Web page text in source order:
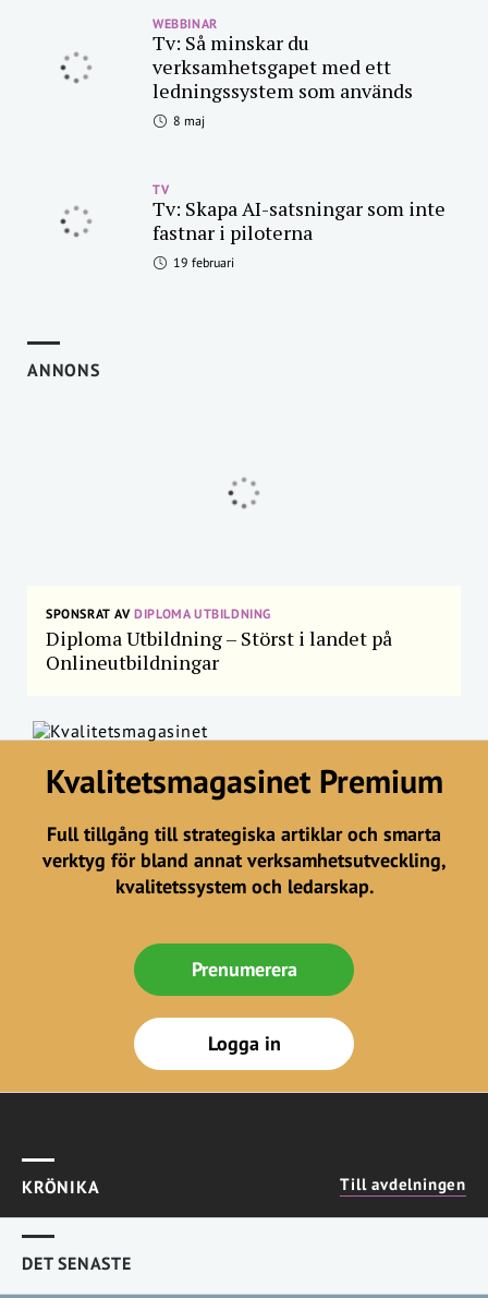
WEBBINAR
Tv: Så minskar du
verksamhetsgapet med ett
ledningssystem som används
8 maj
TV
Tv: Skapa AI-satsningar som inte
fastnar i piloterna
19 februari
ANNONS
SPONSRAT AVDIPLOMA UTBILDNING
Diploma Utbildning – Störst i landet på
Onlineutbildningar
Kvalitetsmagasinet Premium
Full tillgång till strategiska artiklar och smarta
verktyg för bland annat verksamhetsutveckling,
kvalitetssystem och ledarskap.
Prenumerera
Logga in
KRÖNIKA Till avdelningen
DET SENASTE